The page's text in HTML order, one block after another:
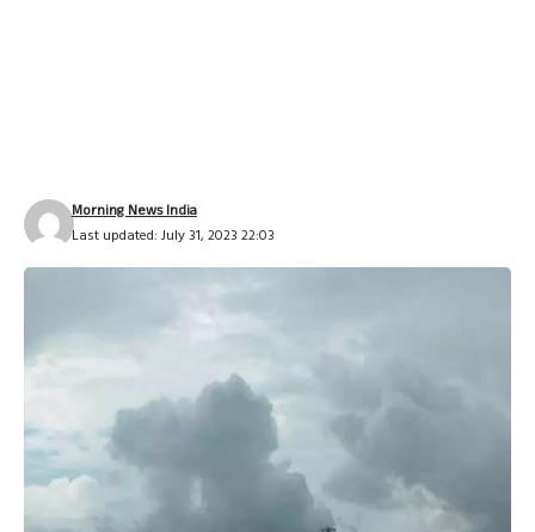
Last updated: July 31, 2023 22:03
Morning News India